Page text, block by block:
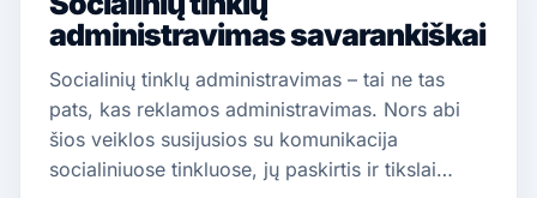
administravimas savarankiškai
Socialinių tinklų administravimas – tai ne tas
pats, kas reklamos administravimas. Nors abi
šios veiklos susijusios su komunikacija
socialiniuose tinkluose, jų paskirtis ir tikslai…